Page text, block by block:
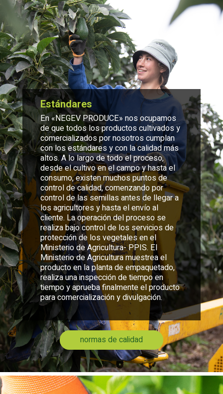
Estándares
En «NEGEV PRODUCE» nos ocupamos
de que todos los productos cultivados y
comercializados por nosotros cumplan
con los estándares y con la calidad más
altos. A lo largo de todo el proceso,
desde el cultivo en el campo y hasta el
consumo, existen muchos puntos de
control de calidad, comenzando por
control de las semillas antes de llegar a
los agricultores y hasta el envío al
cliente. La operación del proceso se
realiza bajo control de los servicios de
protección de los vegetales en el
Ministerio de Agricultura- PPIS. El
Ministerio de Agricultura muestrea el
producto en la planta de empaquetado,
realiza una inspección de tiempo en
tiempo y aprueba finalmente el producto
para comercialización y divulgación.
normas de calidad